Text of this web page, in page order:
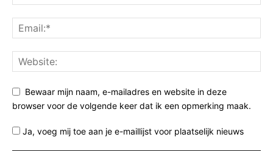
Bewaar mijn naam, e-mailadres en website in deze
browser voor de volgende keer dat ik een opmerking maak.
Ja, voeg mij toe aan je e-maillijst voor plaatselijk nieuws